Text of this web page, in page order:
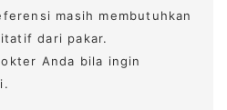
masih membutuhkan
dari pakar.
Anda bila ingin